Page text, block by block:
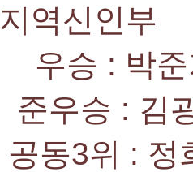
지역신인부
우승 : 박준
준우승 : 김
공동3위 : 정